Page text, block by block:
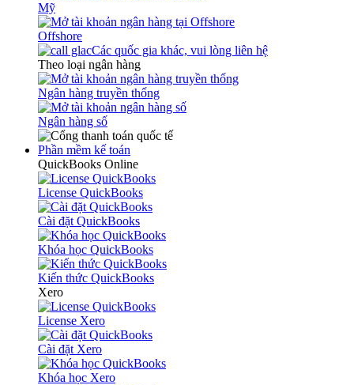
Mỹ
Offshore
Các quốc gia khác, vui lòng liên hệ
Theo loại ngân hàng
Ngân hàng truyền thống
Ngân hàng số
Phần mềm kế toán
QuickBooks Online
License QuickBooks
Cài đặt QuickBooks
Khóa học QuickBooks
Kiến thức QuickBooks
Xero
License Xero
Cài đặt Xero
Khóa học Xero